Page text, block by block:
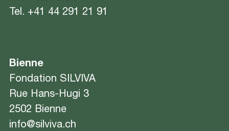
Tel. +41 44 291 21 91
Bienne
Fondation SILVIVA
Rue Hans-Hugi 3
2502 Bienne
info@silviva.ch